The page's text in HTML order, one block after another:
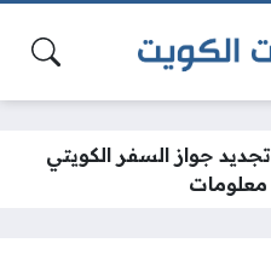
تجديد جواز السفر الكويتي